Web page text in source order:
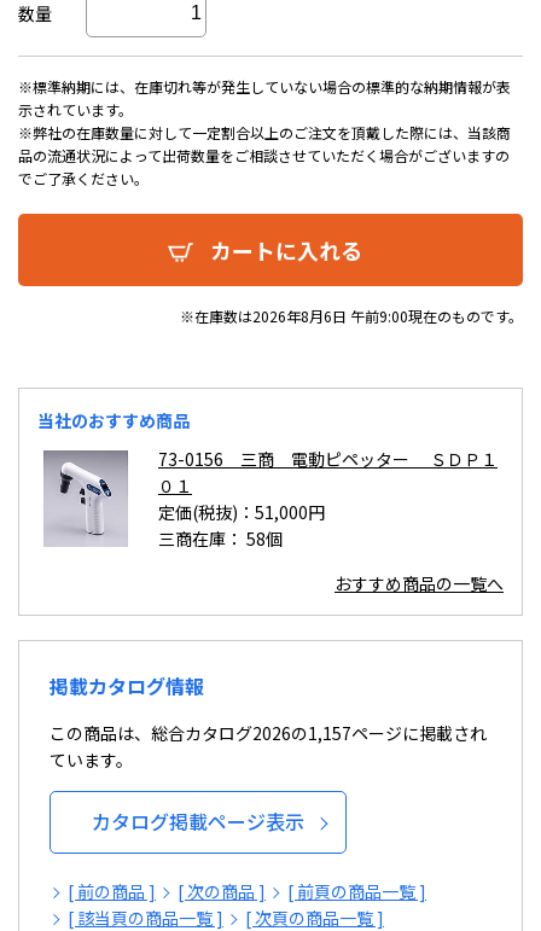
数量
※標準納期には、在庫切れ等が発生していない場合の標準的な納期情報が表
示されています。
※弊社の在庫数量に対して一定割合以上のご注文を頂戴した際には、当該商
品の流通状況によって出荷数量をご相談させていただく場合がございますの
でご了承ください。
カートに入れる
※在庫数は2026年8月6日 午前9:00現在のものです。
当社のおすすめ商品
73-0156 三商 電動ピペッター ＳＤＰ１
０１
定価(税抜)：51,000円
三商在庫： 58個
おすすめ商品の一覧へ
掲載カタログ情報
この商品は、総合カタログ2026の1,157ページに掲載され
ています。
カタログ掲載ページ表示
[ 前の商品 ] [ 次の商品 ]
[ 前頁の商品一覧 ]
[ 該当頁の商品一覧 ]
[ 次頁の商品一覧 ]